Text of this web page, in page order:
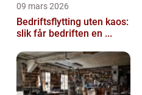
09 mars 2026
Bedriftsflytting uten kaos:
slik får bedriften en ...